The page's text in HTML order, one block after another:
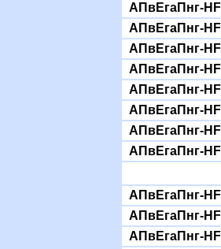
АПвЕгаПнг-
АПвЕгаПнг-
АПвЕгаПнг-
АПвЕгаПнг-
АПвЕгаПнг-
АПвЕгаПнг-
АПвЕгаПнг-
АПвЕгаПнг-
АПвЕгаПнг-
АПвЕгаПнг-
АПвЕгаПнг-